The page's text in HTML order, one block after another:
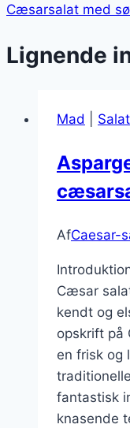
Cæsarsalat med
Lignende
Mad Salat
AfCaesar-
Cæsar
kendt og
opskrift på
en frisk og
fantastisk
knasende